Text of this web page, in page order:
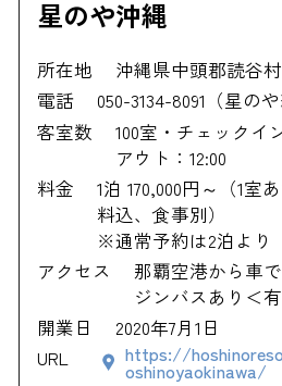
星のや沖縄
所在地
沖縄県中頭郡読谷
電話
050-3134-8091（星の
客室数
100室・チェックイ
アウト：12:00
料金
1泊 170,000円～（1室
料込、食事別）
※通常予約は2泊より
アクセス
那覇空港から車
ジンバスあり＜有
開業日
2020年7月1日
URL
https://
oshinoyaokinawa/